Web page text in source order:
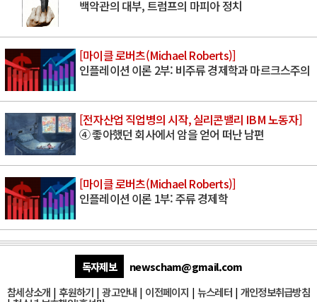
백악관의 대부, 트럼프의 마피아 정치
[마이클 로버츠(Michael Roberts)]
인플레이션 이론 2부: 비주류 경제학과 마르크스주의
[전자산업 직업병의 시작, 실리콘밸리 IBM 노동자]
④ 좋아했던 회사에서 암을 얻어 떠난 남편
[마이클 로버츠(Michael Roberts)]
인플레이션 이론 1부: 주류 경제학
독자제보
newscham@gmail.com
참세상소개 | 후원하기 |광고안내 | 이전페이지 | 뉴스레터| 개인정보취급방침